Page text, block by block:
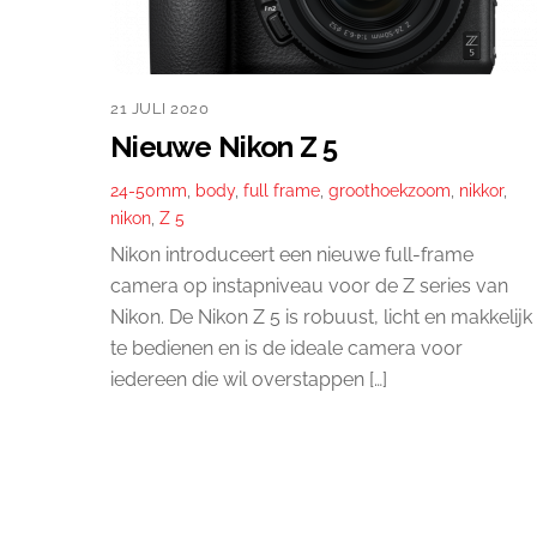
21 JULI 2020
Nieuwe Nikon Z 5
24-50mm body, full frame groothoekzoom nikkor,
nikon Z 5
Nikon introduceert een nieuwe full-frame
camera op instapniveau voor de Z series van
Nikon. De Nikon Z 5 is robuust, licht en makkelijk
te bedienen en is de ideale camera voor
iedereen die wil overstappen […]